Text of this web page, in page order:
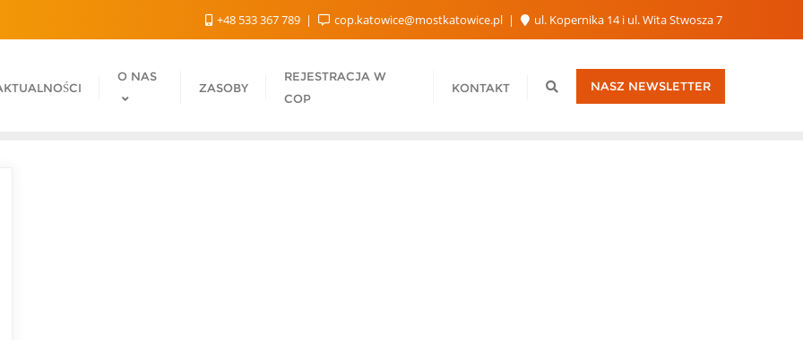
+48 533 367 789 cop.katowice@mostkatowice.pl ul. Kopernika 14 i ul. Wita Stwosza 7
O NAS
ZASOBY
REJESTRACJA W
COP
KONTAKT NASZ NEWSLETTER